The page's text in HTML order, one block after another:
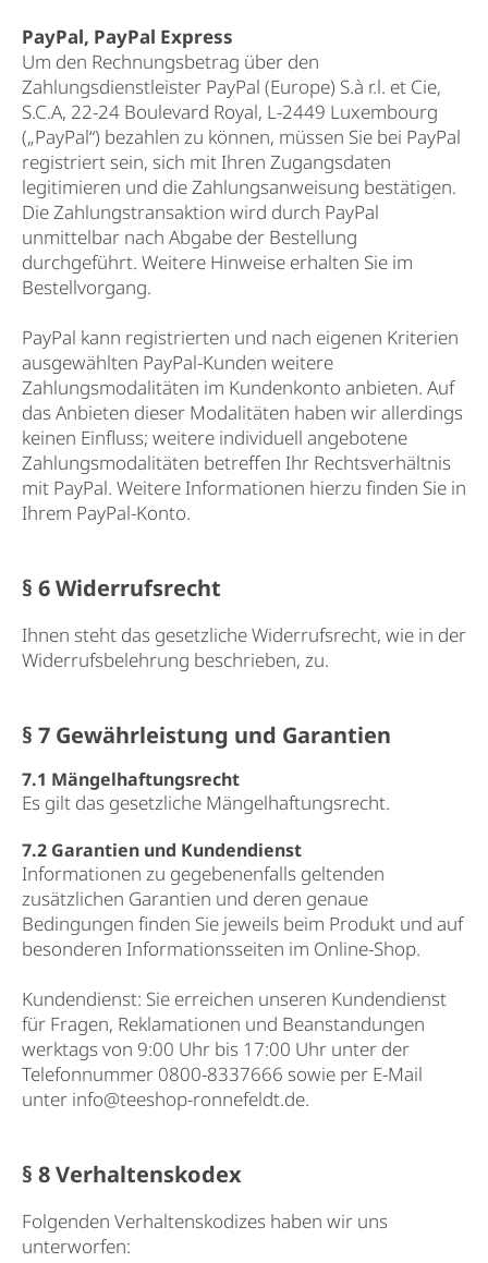
PayPal, PayPal Express
Um den Rechnungsbetrag über den
Zahlungsdienstleister PayPal (Europe) S.à r.l. et Cie,
S.C.A, 22-24 Boulevard Royal, L-2449 Luxembourg
(„PayPal“) bezahlen zu können, müssen Sie bei PayPal
registriert sein, sich mit Ihren Zugangsdaten
legitimieren und die Zahlungsanweisung bestätigen.
Die Zahlungstransaktion wird durch PayPal
unmittelbar nach Abgabe der Bestellung
durchgeführt. Weitere Hinweise erhalten Sie im
Bestellvorgang.
PayPal kann registrierten und nach eigenen Kriterien
ausgewählten PayPal-Kunden weitere
Zahlungsmodalitäten im Kundenkonto anbieten. Auf
das Anbieten dieser Modalitäten haben wir allerdings
keinen Einfluss; weitere individuell angebotene
Zahlungsmodalitäten betreffen Ihr Rechtsverhältnis
mit PayPal. Weitere Informationen hierzu finden Sie in
Ihrem PayPal-Konto.
§ 6 Widerrufsrecht
Ihnen steht das gesetzliche Widerrufsrecht, wie in der
Widerrufsbelehrung beschrieben, zu.
§ 7 Gewährleistung und Garantien
7.1 Mängelhaftungsrecht
Es gilt das gesetzliche Mängelhaftungsrecht.
7.2 Garantien und Kundendienst
Informationen zu gegebenenfalls geltenden
zusätzlichen Garantien und deren genaue
Bedingungen finden Sie jeweils beim Produkt und auf
besonderen Informationsseiten im Online-Shop.
Kundendienst: Sie erreichen unseren Kundendienst
für Fragen, Reklamationen und Beanstandungen
werktags von 9:00 Uhr bis 17:00 Uhr unter der
Telefonnummer 0800-8337666 sowie per E-Mail
unter info@teeshop-ronnefeldt.de.
§ 8 Verhaltenskodex
Folgenden Verhaltenskodizes haben wir uns
unterworfen: